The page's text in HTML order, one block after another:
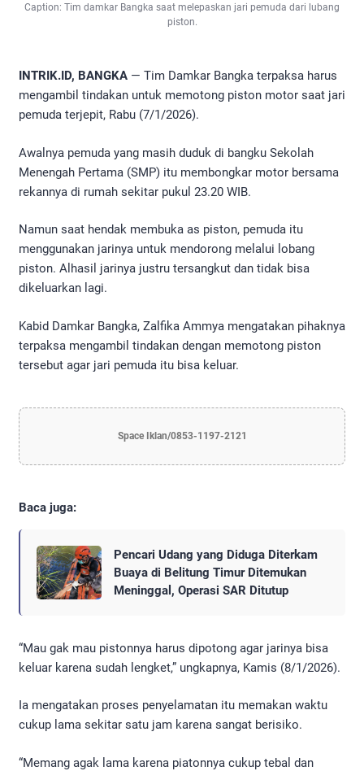
Caption: Tim damkar Bangka saat melepaskan jari pemuda dari lubang
piston.
INTRIK.ID, BANGKA — Tim Damkar Bangka terpaksa harus
mengambil tindakan untuk memotong piston motor saat jari
pemuda terjepit, Rabu (7/1/2026).
Awalnya pemuda yang masih duduk di bangku Sekolah
Menengah Pertama (SMP) itu membongkar motor bersama
rekannya di rumah sekitar pukul 23.20 WIB.
Namun saat hendak membuka as piston, pemuda itu
menggunakan jarinya untuk mendorong melalui lobang
piston. Alhasil jarinya justru tersangkut dan tidak bisa
dikeluarkan lagi.
Kabid Damkar Bangka, Zalfika Ammya mengatakan pihaknya
terpaksa mengambil tindakan dengan memotong piston
tersebut agar jari pemuda itu bisa keluar.
Space Iklan/0853-1197-2121
Baca juga:
Pencari Udang yang Diduga Diterkam
Buaya di Belitung Timur Ditemukan
Meninggal, Operasi SAR Ditutup
“Mau gak mau pistonnya harus dipotong agar jarinya bisa
keluar karena sudah lengket,” ungkapnya, Kamis (8/1/2026).
Ia mengatakan proses penyelamatan itu memakan waktu
cukup lama sekitar satu jam karena sangat berisiko.
“Memang agak lama karena piatonnya cukup tebal dan